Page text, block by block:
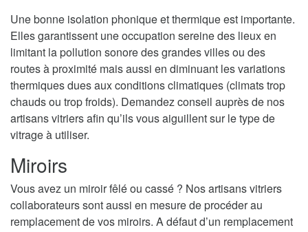
Une bonne isolation phonique et thermique est importante.
Elles garantissent une occupation sereine des lieux en
limitant la pollution sonore des grandes villes ou des
routes à proximité mais aussi en diminuant les variations
thermiques dues aux conditions climatiques (climats trop
chauds ou trop froids). Demandez conseil auprès de nos
artisans vitriers afin qu’ils vous aiguillent sur le type de
vitrage à utiliser.
Miroirs
Vous avez un miroir fêlé ou cassé ? Nos artisans vitriers
collaborateurs sont aussi en mesure de procéder au
remplacement de vos miroirs. A défaut d’un remplacement